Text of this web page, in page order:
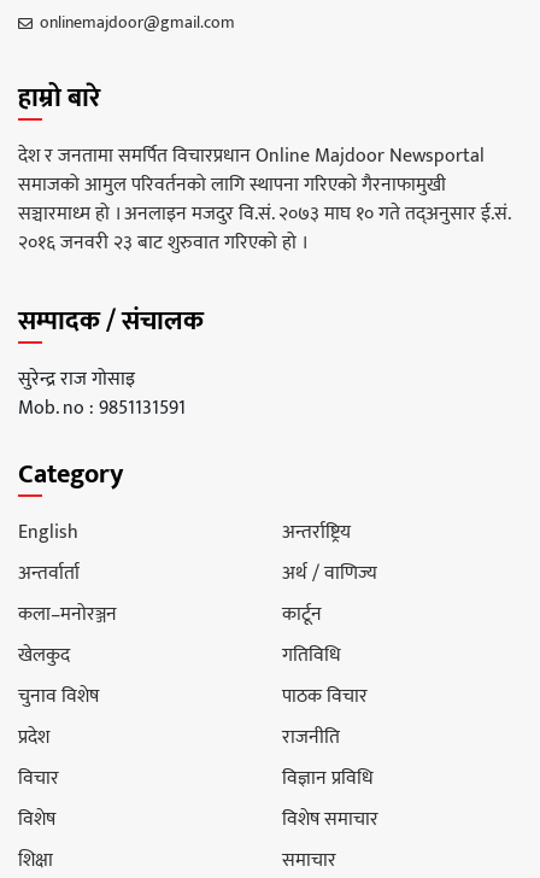
onlinemajdoor@gmail.com
हाम्रो बारे
देश र जनतामा समर्पित विचारप्रधान Online Majdoor Newsportal
समाजको आमुल परिवर्तनको लागि स्थापना गरिएको गैरनाफामुखी
सञ्चारमाध्म हो । अनलाइन मजदुर वि.सं. २०७३ माघ १० गते तद्अनुसार ई.सं.
२०१६ जनवरी २३ बाट शुरुवात गरिएको हो ।
सम्पादक / संचालक
सुरेन्द्र राज गोसाइ
Mob. no : 9851131591
Category
English
अन्तर्राष्ट्रिय
अन्तर्वार्ता
अर्थ / वाणिज्य
कला–मनोरञ्जन
कार्टून
खेलकुद
गतिविधि
चुनाव विशेष
पाठक विचार
प्रदेश
राजनीति
विचार
विज्ञान प्रविधि
विशेष
विशेष समाचार
शिक्षा
समाचार